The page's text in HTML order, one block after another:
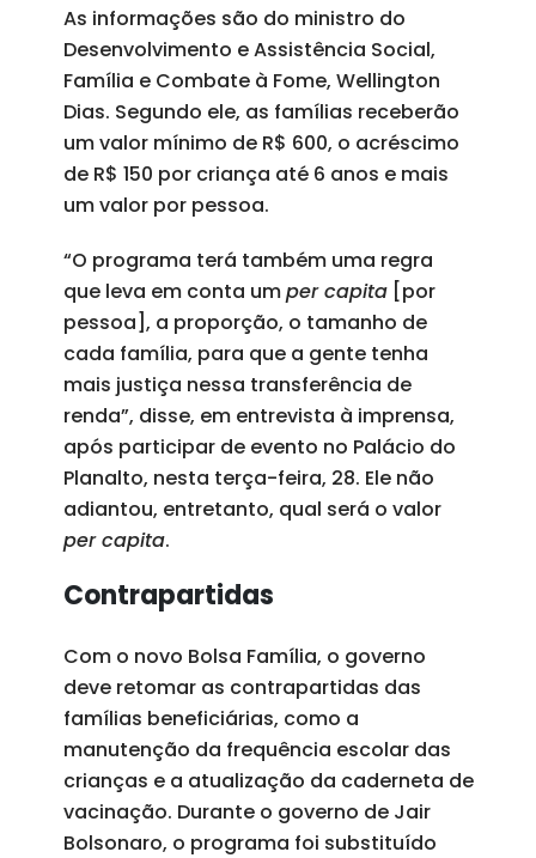
As informações são do ministro do
Desenvolvimento e Assistência Social,
Família e Combate à Fome, Wellington
Dias. Segundo ele, as famílias receberão
um valor mínimo de R$ 600, o acréscimo
de R$ 150 por criança até 6 anos e mais
um valor por pessoa.
“O programa terá também uma regra
que leva em conta umper capita[por
pessoa], a proporção, o tamanho de
cada família, para que a gente tenha
mais justiça nessa transferência de
renda”, disse, em entrevista à imprensa,
após participar de evento no Palácio do
Planalto, nesta terça-feira, 28. Ele não
adiantou, entretanto, qual será o valor
per capita.
Contrapartidas
Com o novo Bolsa Família, o governo
deve retomar as contrapartidas das
famílias beneficiárias, como a
manutenção da frequência escolar das
crianças e a atualização da caderneta de
vacinação. Durante o governo de Jair
Bolsonaro, o programa foi substituído